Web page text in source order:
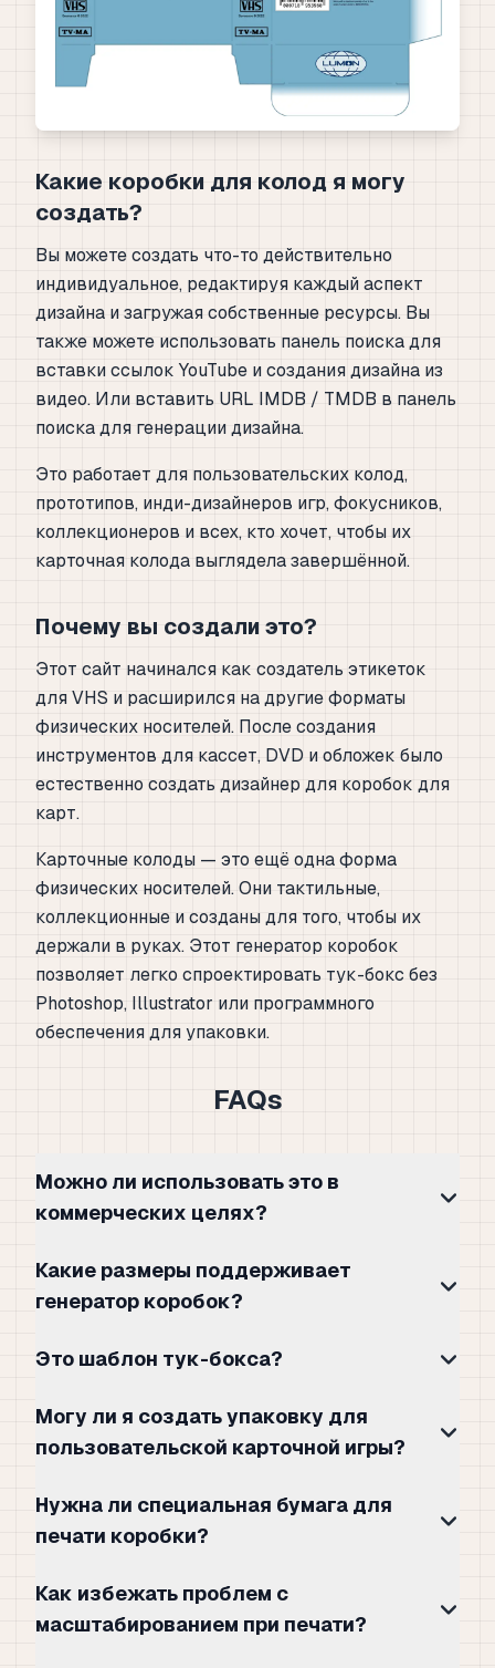
Какие коробки для колод я могу
создать?
Вы можете создать что-то действительно
индивидуальное, редактируя каждый аспект
дизайна и загружая собственные ресурсы. Вы
также можете использовать панель поиска для
вставки ссылок YouTube и создания дизайна из
видео. Или вставить URL IMDB / TMDB в панель
поиска для генерации дизайна.
Это работает для пользовательских колод,
прототипов, инди-дизайнеров игр, фокусников,
коллекционеров и всех, кто хочет, чтобы их
карточная колода выглядела завершённой.
Почему вы создали это?
Этот сайт начинался как создатель этикеток
для VHS и расширился на другие форматы
физических носителей. После создания
инструментов для кассет, DVD и обложек было
естественно создать дизайнер для коробок для
карт.
Карточные колоды — это ещё одна форма
физических носителей. Они тактильные,
коллекционные и созданы для того, чтобы их
держали в руках. Этот генератор коробок
позволяет легко спроектировать тук-бокс без
Photoshop, Illustrator или программного
обеспечения для упаковки.
FAQs
Можно ли использовать это в
коммерческих целях?
Какие размеры поддерживает
генератор коробок?
Это шаблон тук-бокса?
Могу ли я создать упаковку для
пользовательской карточной игры?
Нужна ли специальная бумага для
печати коробки?
Как избежать проблем с
масштабированием при печати?